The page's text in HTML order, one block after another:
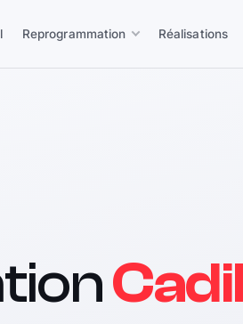
Reprogrammation Réalisations